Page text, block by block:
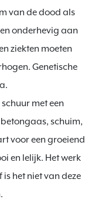
van de dood als
onderhevig aan
ziekten moeten
Genetische
met een
schuim,
voor een groeiend
en lelijk. Het werk
het niet van deze